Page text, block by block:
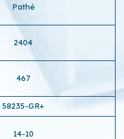
Pathé
2404
467
58235-GR+
14-10